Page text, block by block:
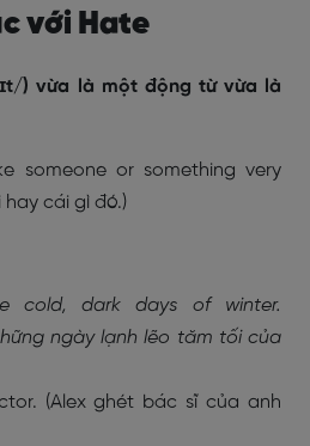
với Hate
) vừa là một động từ vừa là
someone or something very
hay cái gì đó.)
cold, dark days of winter.
ngày lạnh lẽo tăm tối của
(Alex ghét bác sĩ của anh